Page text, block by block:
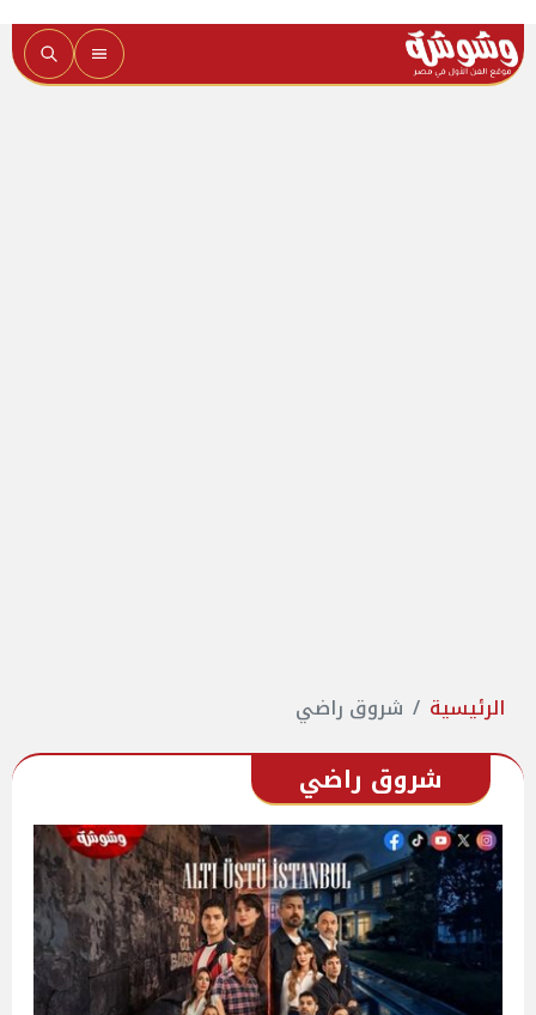
الرئيسية شروق راضي
شروق راضي